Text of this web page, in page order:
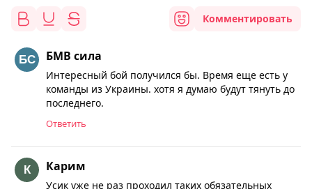
Комментировать
БМВ сила
Интересный бой получился бы. Время еще есть у
команды из Украины. хотя я думаю будут тянуть до
последнего.
Ответить
Карим
Усик уже не раз проходил таких обязательных